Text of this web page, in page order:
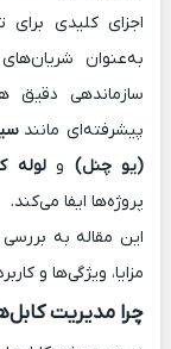
اجزای کلیدی برای
به‌عنوان
سازماندهی دقیق
پیشرفته‌ای مانند
(یو چنل) ولوله
پروژه‌ها ایفا می‌کند.
این مقاله به
مزایا، ویژگی‌ها و
چرا مدیریت